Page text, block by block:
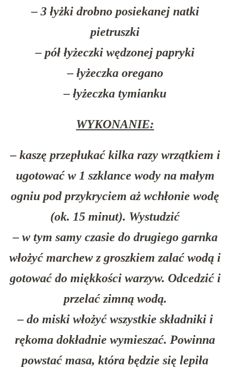
– 3 łyżki drobno posiekanej natki
pietruszki
– pół łyżeczki wędzonej papryki
– łyżeczka oregano
– łyżeczka tymianku
WYKONANIE:
– kaszę przepłukać kilka razy wrzątkiem i
ugotować w 1 szklance wody na małym
ogniu pod przykryciem aż wchłonie wodę
(ok. 15 minut). Wystudzić
– w tym samy czasie do drugiego garnka
włożyć marchew z groszkiem zalać wodą i
gotować do miękkości warzyw. Odcedzić i
przelać zimną wodą.
– do miski włożyć wszystkie składniki i
rękoma dokładnie wymieszać. Powinna
powstać masa, która będzie się lepiła